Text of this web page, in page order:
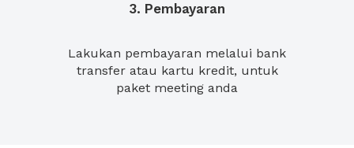
3. Pembayaran
Lakukan pembayaran melalui bank
transfer atau kartu kredit, untuk
paket meeting anda